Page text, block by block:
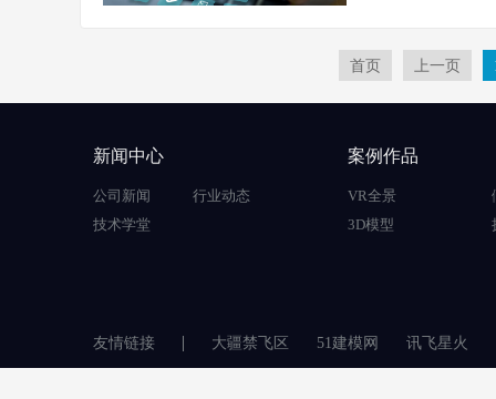
首页 上一页
新闻中心
公司新闻
行业动态
技术学堂
案例作品
VR全景
3D模型
友情链接 大疆禁飞区 51建模网 讯飞星火